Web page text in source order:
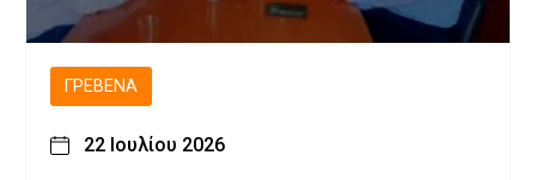
ΓΡΕΒΕΝΆ
22 Ιουλίου 2026